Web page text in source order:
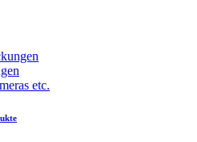
etc.